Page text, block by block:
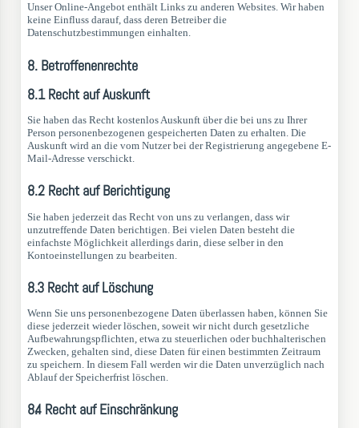
Unser Online-Angebot enthält Links zu anderen Websites. Wir haben
keine Einfluss darauf, dass deren Betreiber die
Datenschutzbestimmungen einhalten.
8. Betroffenenrechte
8.1 Recht auf Auskunft
Sie haben das Recht kostenlos Auskunft über die bei uns zu Ihrer
Person personenbezogenen gespeicherten Daten zu erhalten. Die
Auskunft wird an die vom Nutzer bei der Registrierung angegebene E-
Mail-Adresse verschickt.
8.2 Recht auf Berichtigung
Sie haben jederzeit das Recht von uns zu verlangen, dass wir
unzutreffende Daten berichtigen. Bei vielen Daten besteht die
einfachste Möglichkeit allerdings darin, diese selber in den
Kontoeinstellungen zu bearbeiten.
8.3 Recht auf Löschung
Wenn Sie uns personenbezogene Daten überlassen haben, können Sie
diese jederzeit wieder löschen, soweit wir nicht durch gesetzliche
Aufbewahrungspflichten, etwa zu steuerlichen oder buchhalterischen
Zwecken, gehalten sind, diese Daten für einen bestimmten Zeitraum
zu speichern. In diesem Fall werden wir die Daten unverzüglich nach
Ablauf der Speicherfrist löschen.
8.4 Recht auf Einschränkung